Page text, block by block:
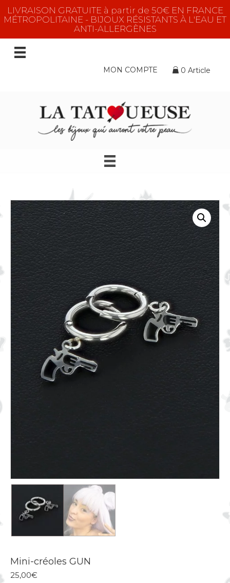
LIVRAISON GRATUITE à partir de 50€ EN FRANCE
MÉTROPOLITAINE - BIJOUX RÉSISTANTS À L'EAU ET
ANTI-ALLERGÈNES
MON COMPTE 0 Article
Mini-créoles GUN
25,00€